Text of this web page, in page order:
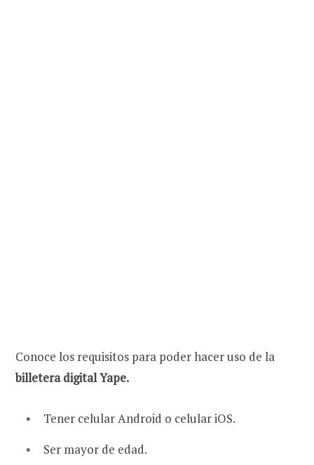
Conoce los requisitos para poder hacer uso de la
billetera digital Yape.
Tener celular Android o celular iOS.
Ser mayor de edad.